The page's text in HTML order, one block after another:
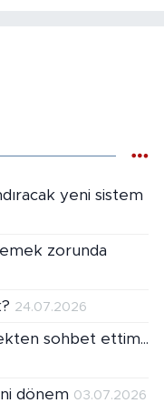
yeni sistem
zorunda
24.07.2026
sohbet ettim...
dönem 03.07.2026